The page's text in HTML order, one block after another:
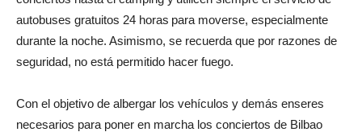
autobuses gratuitos 24 horas para moverse, especialmente
durante la noche. Asimismo, se recuerda que por razones de
seguridad, no está permitido hacer fuego.
Con el objetivo de albergar los vehículos y demás enseres
necesarios para poner en marcha los conciertos de Bilbao